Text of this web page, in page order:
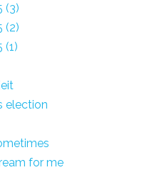
(3)
(2)
(1)
election
for me